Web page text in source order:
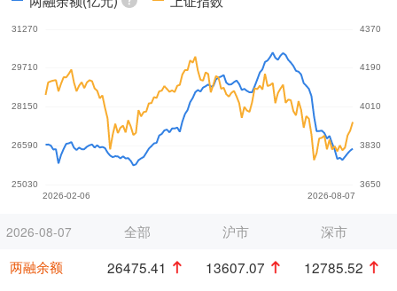
2026-08-07
两融余额
全部 沪市
深市
26475.41
13607.07
12785.52